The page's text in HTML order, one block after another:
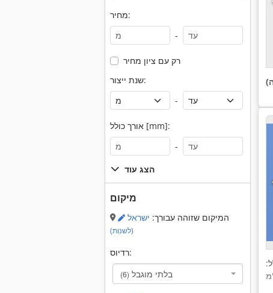
מחיר:
-
רק עם ציון מחיר
שנת ייצור:
-
אורך כולל [mm]:
-
הצג עוד
מיקום
המיקום שזוהה עבורך: ישראל
(לשנות)
רדיוס:
בלתי מוגבל (6)